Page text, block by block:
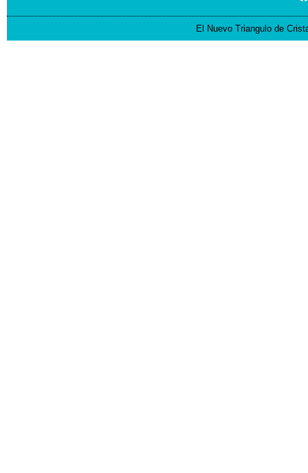
El Nuevo Triangulo de